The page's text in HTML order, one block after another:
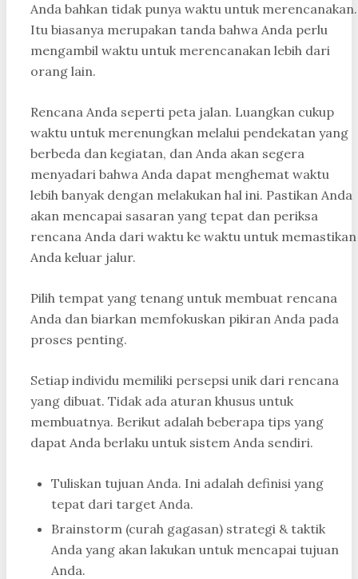
Anda bahkan tidak punya waktu untuk merencanakan.
Itu biasanya merupakan tanda bahwa Anda perlu
mengambil waktu untuk merencanakan lebih dari
orang lain.
Rencana Anda seperti peta jalan. Luangkan cukup
waktu untuk merenungkan melalui pendekatan yang
berbeda dan kegiatan, dan Anda akan segera
menyadari bahwa Anda dapat menghemat waktu
lebih banyak dengan melakukan hal ini. Pastikan Anda
akan mencapai sasaran yang tepat dan periksa
rencana Anda dari waktu ke waktu untuk memastikan
Anda keluar jalur.
Pilih tempat yang tenang untuk membuat rencana
Anda dan biarkan memfokuskan pikiran Anda pada
proses penting.
Setiap individu memiliki persepsi unik dari rencana
yang dibuat. Tidak ada aturan khusus untuk
membuatnya. Berikut adalah beberapa tips yang
dapat Anda berlaku untuk sistem Anda sendiri.
Tuliskan tujuan Anda. Ini adalah definisi yang
tepat dari target Anda.
Brainstorm (curah gagasan) strategi & taktik
Anda yang akan lakukan untuk mencapai tujuan
Anda.